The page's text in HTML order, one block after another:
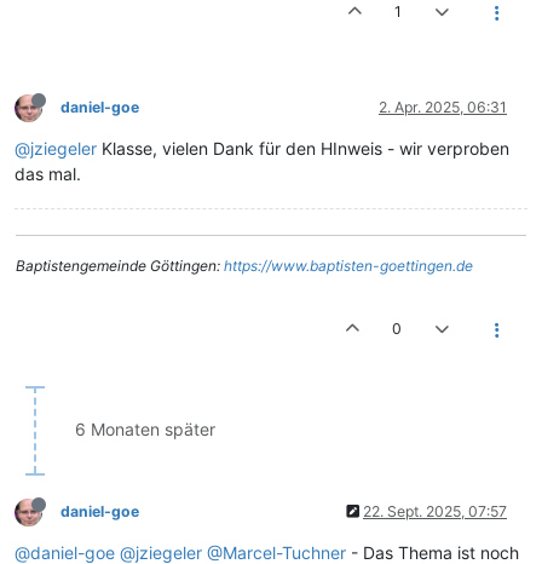
1
daniel-goe 2. Apr. 2025, 06:31
@jziegeler Klasse, vielen Dank für den HInweis - wir verproben
das mal.
Baptistengemeinde Göttingen: https://www.baptisten-goettingen.de
0
6 Monaten später
daniel-goe 22. Sept. 2025, 07:57
@daniel-goe @jziegeler @Marcel-Tuchner - Das Thema ist noch